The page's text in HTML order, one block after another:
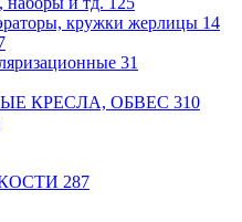
кружки жерлицы 14
31
КРЕСЛА, ОБВЕС 310
287